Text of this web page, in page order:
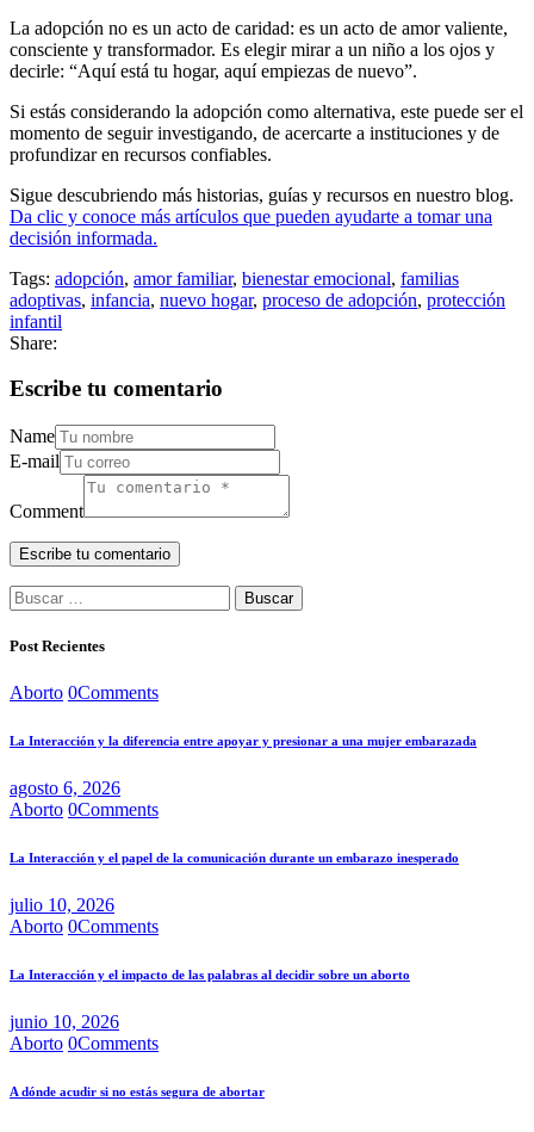
La adopción no es un acto de caridad: es un acto de amor valiente,
consciente y transformador. Es elegir mirar a un niño a los ojos y
decirle: “Aquí está tu hogar, aquí empiezas de nuevo”.
Si estás considerando la adopción como alternativa, este puede ser el
momento de seguir investigando, de acercarte a instituciones y de
profundizar en recursos confiables.
Sigue descubriendo más historias, guías y recursos en nuestro blog.
Da clic y conoce más artículos que pueden ayudarte a tomar una
decisión informada.
Tags: adopción, amor familiar, bienestar emocional, familias
adoptivas, infancia, nuevo hogar, proceso de adopción, protección
infantil
Share:
Escribe tu comentario
Name
E-mail
Comment
Buscar:
Post Recientes
Aborto 0Comments
La Interacción y la diferencia entre apoyar y presionar a una mujer embarazada
agosto 6, 2026
Aborto 0Comments
La Interacción y el papel de la comunicación durante un embarazo inesperado
julio 10, 2026
Aborto 0Comments
La Interacción y el impacto de las palabras al decidir sobre un aborto
junio 10, 2026
Aborto 0Comments
A dónde acudir si no estás segura de abortar